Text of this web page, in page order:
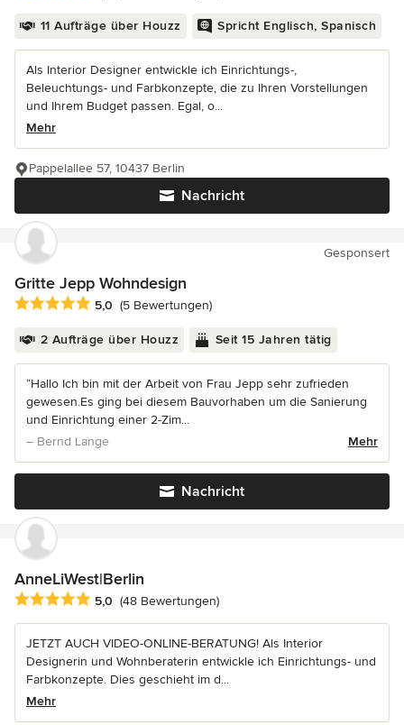
11 Aufträge über Houzz Spricht Englisch, Spanisch
Als Interior Designer entwickle ich Einrichtungs-,
Beleuchtungs- und Farbkonzepte, die zu Ihren Vorstellungen
und Ihrem Budget passen. Egal, o...
Mehr
Nachricht
Pappelallee 57, 10437 Berlin
Gesponsert
Gritte Jepp Wohndesign
Durchschnittliche Bewertung: 5 von 5 Sternen
5,0 (5 Bewertungen)
2 Aufträge über Houzz Seit 15 Jahren tätig
“Hallo Ich bin mit der Arbeit von Frau Jepp sehr zufrieden
gewesen.Es ging bei diesem Bauvorhaben um die Sanierung
und Einrichtung einer 2-Zim...
– Bernd Lange
Mehr
Nachricht
AnneLiWest|Berlin
Durchschnittliche Bewertung: 5 von 5 Sternen
5,0 (48 Bewertungen)
JETZT AUCH VIDEO-ONLINE-BERATUNG! Als Interior
Designerin und Wohnberaterin entwickle ich Einrichtungs- und
Farbkonzepte. Dies geschieht im d...
Mehr